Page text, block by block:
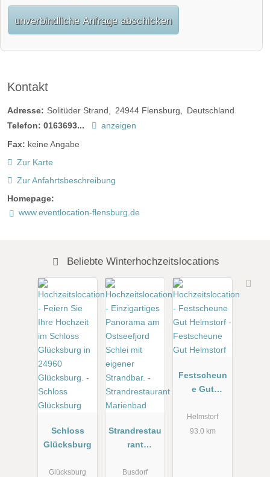
unverbindliche Anfrage abschicken
Kontakt
Adresse: Solitüder Strand 24944 Flensburg
Deutschland
Telefon: 0163693...
anzeigen
Fax: keine Angabe
Zur Karte
Zur Anfahrtsbeschreibung
Homepage:
www.eventlocation-flensburg.de
Beliebte Winterhochzeitslocations
Schloss
Glücksburg
Glücksburg
Strandrestau
rant
Busdorf
Festscheun
e Gut
Helmstorf
93.0 km